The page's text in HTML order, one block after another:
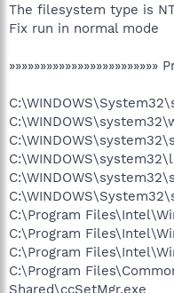
The filesystem type is
Fix run in normal mode
»»»»»»»»»»»»»»»»»»»»»»»»
C:\Program
C:\Program
C:\Program
C:\Program
Shared\ccSetMgr.exe